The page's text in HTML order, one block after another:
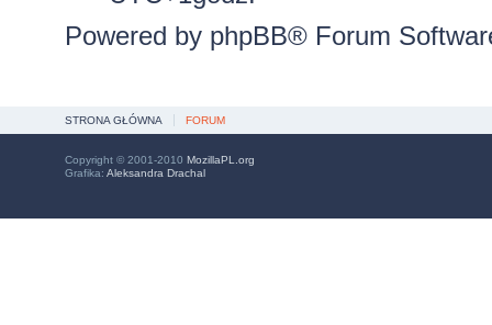
Powered by phpBB® Forum
STRONA GŁÓWNA FORUM
Copyright © 2001-2010 MozillaPL.org
Grafika: Aleksandra Drachal